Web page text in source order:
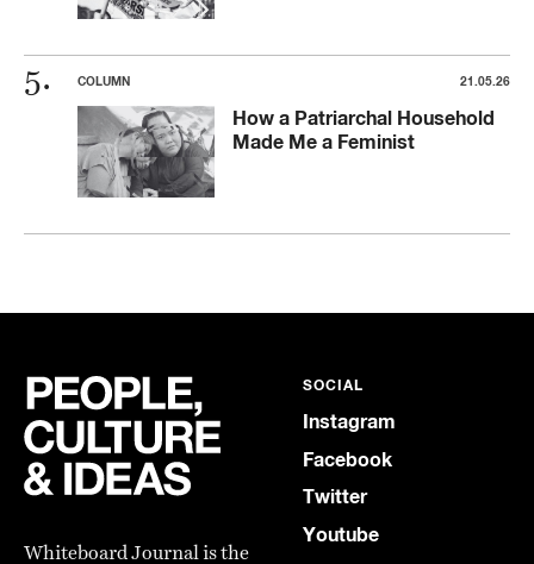
COLUMN 21.05.26
How a Patriarchal Household
Made Me a Feminist
Whiteboard Journal is the
SOCIAL
Instagram
Facebook
Twitter
Youtube